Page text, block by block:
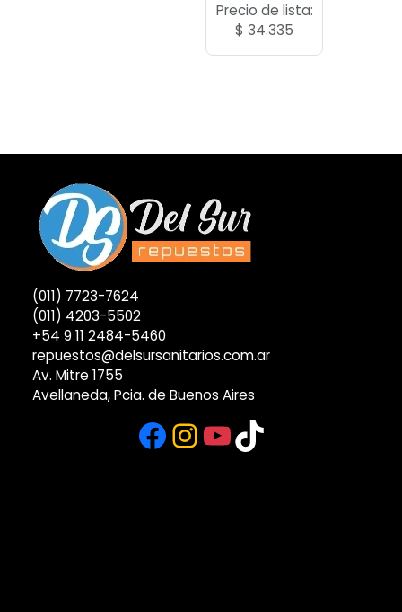
Precio de lista:
$ 34.335
(011) 7723-7624
(011) 4203-5502
+54 9 11 2484-5460
repuestos@delsursanitarios.com.ar
Av. Mitre 1755
Avellaneda, Pcia. de Buenos Aires
Facebook
Instagram
YouTube
TikTok